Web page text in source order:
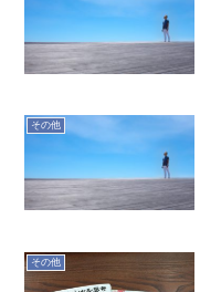
その他
その他